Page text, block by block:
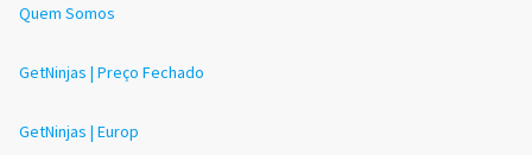
Quem Somos
GetNinjas | Preço Fechado
GetNinjas | Europ